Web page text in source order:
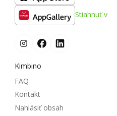
Stiahnuť v
Kimbino
FAQ
Kontakt
Nahlásiť obsah